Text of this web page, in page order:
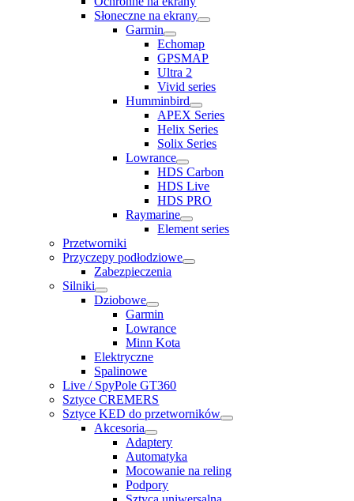
Słoneczne na ekrany
Garmin
Echomap
GPSMAP
Ultra 2
Vivid series
Humminbird
APEX Series
Helix Series
Solix Series
Lowrance
HDS Carbon
HDS Live
HDS PRO
Raymarine
Element series
Przetworniki
Przyczepy podłodziowe
Zabezpieczenia
Silniki
Dziobowe
Garmin
Lowrance
Minn Kota
Elektryczne
Spalinowe
Live / SpyPole GT360
Sztyce CREMERS
Sztyce KED do przetworników
Akcesoria
Adaptery
Automatyka
Mocowanie na reling
Podpory